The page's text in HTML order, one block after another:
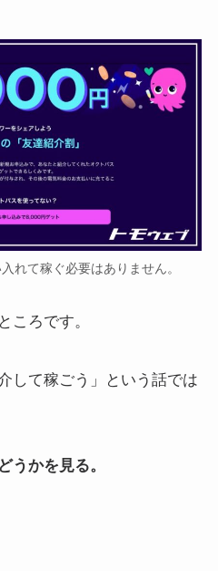
れて稼ぐ必要はありません。
ころです。
して稼ごう」という話では
うかを見る。